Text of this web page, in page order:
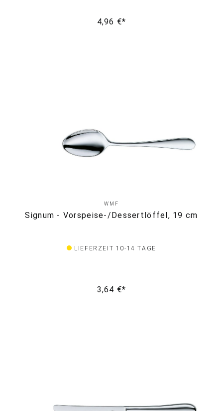
4,96 €*
WMF
Signum - Vorspeise-/Dessertlöffel, 19 cm
LIEFERZEIT 10-14 TAGE
3,64 €*